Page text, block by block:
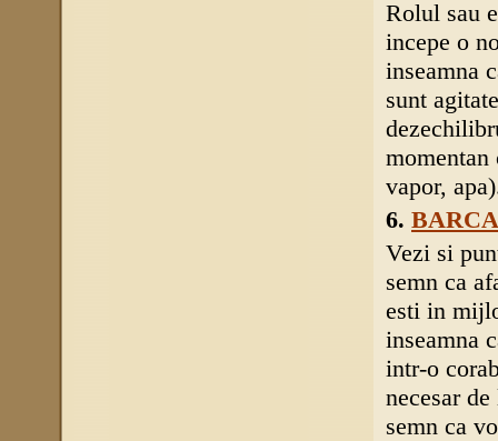
Rolul sau
incepe o
inseamna
sunt
momentan
vapor,
6. BARCA
Vezi si
semn ca
esti in
inseamna
intr-o
necesar
semn ca